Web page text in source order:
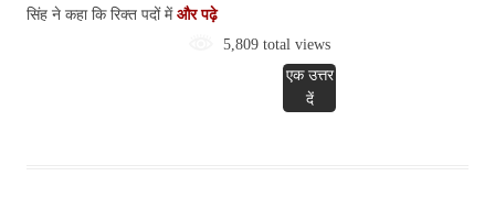
सिंह ने कहा कि रिक्त पदों में और पढ़े
5,809 total views
एक उत्तर
दें